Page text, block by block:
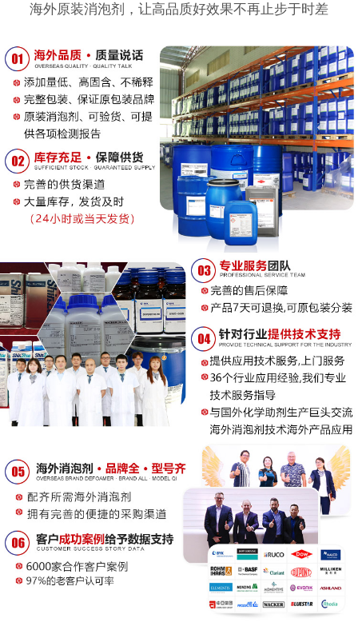
海外原装消泡剂，让高品质好效果不再止步于时差